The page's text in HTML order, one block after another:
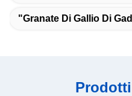
"Granate Di Gallio Di